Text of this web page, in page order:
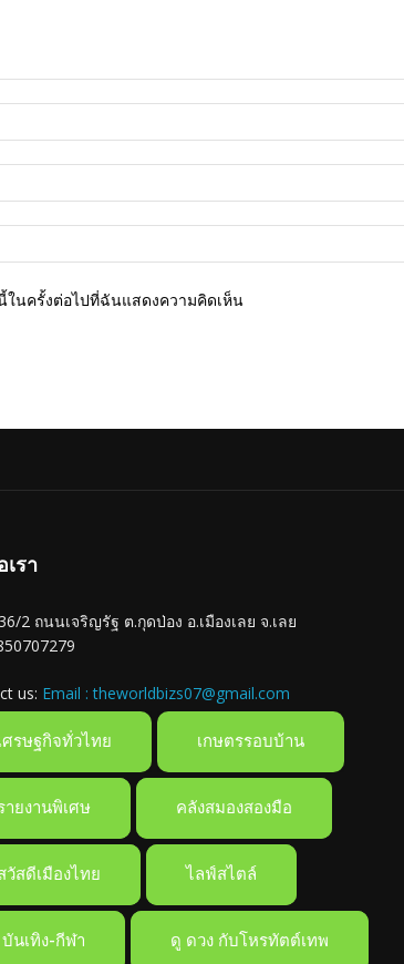
ในครั้งต่อไปที่ฉันแสดงความคิดเห็น
รา
2 ถนนเจริญรัฐ ต.กุดป่อง อ.เมืองเลย จ.เลย
us: Email : theworldbizs07@gmail.com
ศรษฐกิจทั่วไทย เกษตรรอบบ้าน
ายงานพิเศษ คลังสมองสองมือ
วัสดีเมืองไทย ไลฟ์สไตล์
บันเทิง-กีฬา ดู ดวง กับโหรทัตต์เทพ